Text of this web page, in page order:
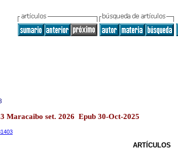
Maracaibo set. 2026 Epub 30-Oct-2025
ARTÍCULOS